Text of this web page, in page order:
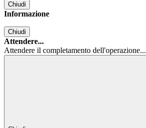
Chiudi
Informazione
Chiudi
Attendere...
Attendere il completamento dell'operazione...